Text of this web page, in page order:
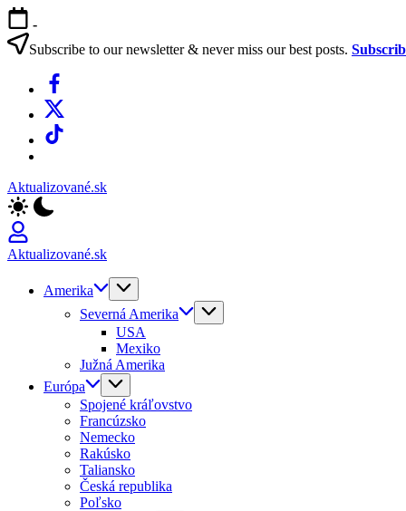
Skip
to
content
-
Subscribe to our newsletter & never miss our best posts.
Facebook
X
TikTok
Aktualizované.sk
Aktualizované.sk
Amerika
Severná Amerika
USA
Mexiko
Južná Amerika
Európa
Spojené kráľovstvo
Francúzsko
Nemecko
Rakúsko
Taliansko
Česká republika
Poľsko